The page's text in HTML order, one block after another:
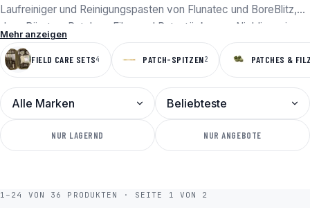
Laufreiniger und Reinigungspasten von Flunatec und BoreBlitz,
dazu Bürsten, Patches, Filze und Putzstöcke von Niebling – in
allen gängigen Kalibern.
Mehr anzeigen
FIELD CARE SETS4 PATCH-SPITZEN2 PATCHES &
MARKE SORTIERUNG
NUR LAGERND NUR ANGEBOTE
1–24 VON 36 PRODUKTEN · SEITE 1 VON 2